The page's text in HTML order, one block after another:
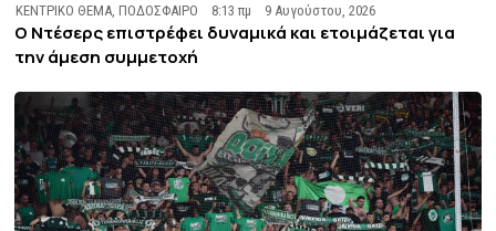
ΚΕΝΤΡΙΚΟ ΘΕΜΑ ,ΠΟΔΟΣΦΑΙΡΟ 8:13 πμ 9 Αυγούστου, 2026
Ο Ντέσερς επιστρέφει δυναμικά και ετοιμάζεται για
την άμεση συμμετοχή